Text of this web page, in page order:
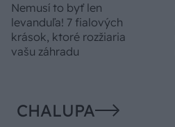
Nemusí to byť len
levanduľa! 7 fialových
krások, ktoré rozžiaria
vašu záhradu
CHALUPA